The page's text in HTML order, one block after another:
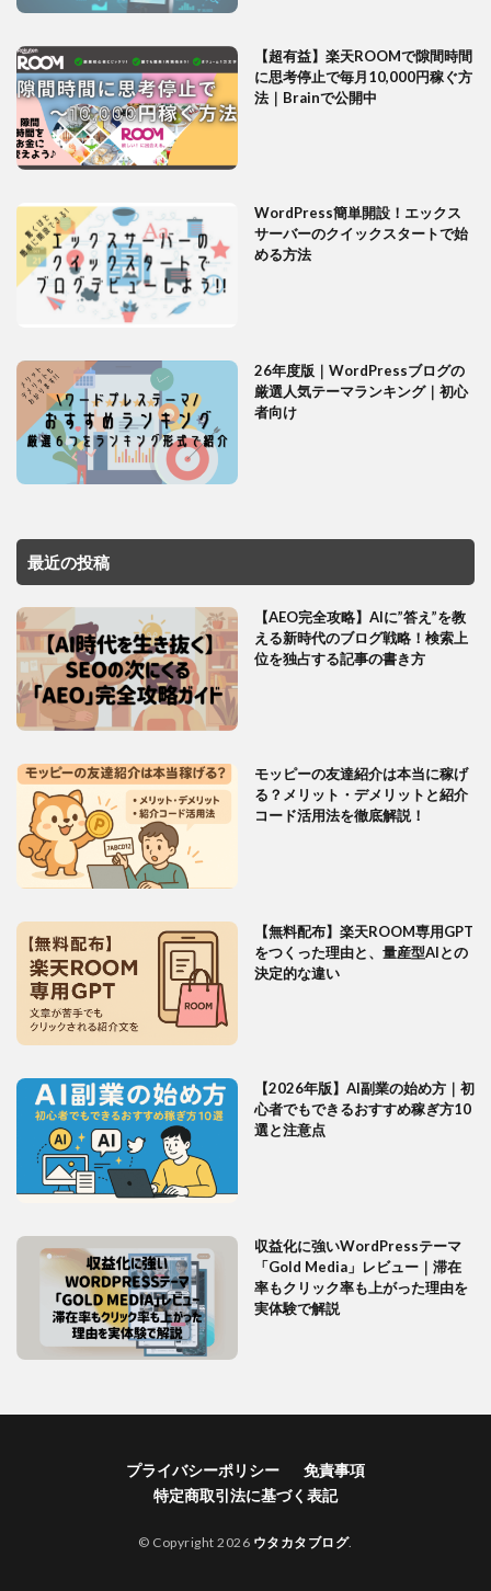
【超有益】楽天ROOMで隙間時間
に思考停止で毎月10,000円稼ぐ方
法｜Brainで公開中
WordPress簡単開設！エックス
サーバーのクイックスタートで始
める方法
26年度版｜WordPressブログの
厳選人気テーマランキング｜初心
者向け
最近の投稿
【AEO完全攻略】AIに”答え”を教
える新時代のブログ戦略！検索上
位を独占する記事の書き方
モッピーの友達紹介は本当に稼げ
る？メリット・デメリットと紹介
コード活用法を徹底解説！
【無料配布】楽天ROOM専用GPT
をつくった理由と、量産型AIとの
決定的な違い
【2026年版】AI副業の始め方｜初
心者でもできるおすすめ稼ぎ方10
選と注意点
収益化に強いWordPressテーマ
「Gold Media」レビュー｜滞在
率もクリック率も上がった理由を
実体験で解説
プライバシーポリシー
免責事項
特定商取引法に基づく表記
© Copyright 2026 ウタカタブログ.